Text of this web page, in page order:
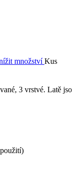
množstvíKus
3 vrstvé. Latě